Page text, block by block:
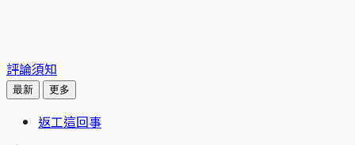
評論須知
最新 更多
返工這回事